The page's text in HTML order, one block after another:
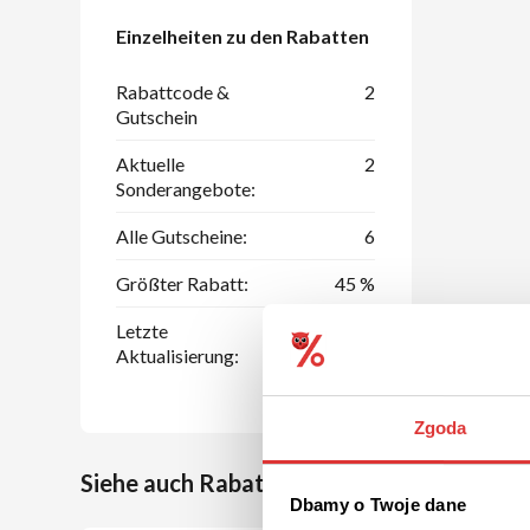
Zgoda
Dbamy o Twoje dane
Einzelheiten zu den Rabatten
Rabattcode &
Gutschein
2
Aktuelle
Sonderangebote:
2
Alle Gutscheine: 6
Größter Rabatt: 45 %
Letzte
Aktualisierung:
06.08.2026
Siehe auch Rabattcoupons bei ähnlichen